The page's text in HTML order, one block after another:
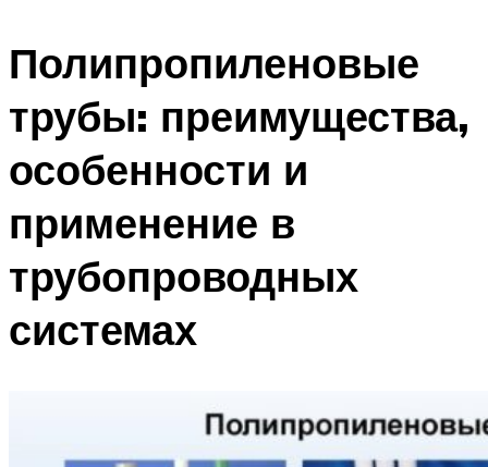
Полипропиленовые
трубы: преимущества,
особенности и
применение в
трубопроводных
системах